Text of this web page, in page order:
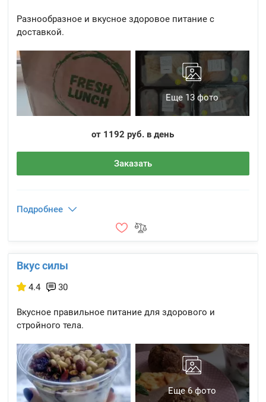
Разнообразное и вкусное здоровое питание с
доставкой.
Еще 13 фото
от 1192 руб. в день
Заказать
Подробнее
Вкус силы
4.4 30
Вкусное правильное питание для здорового и
стройного тела.
Еще 6 фото